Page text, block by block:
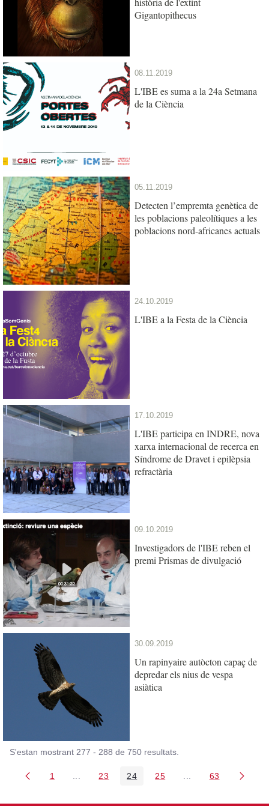
Gigantopithecus
08.11.2019
L'IBE es suma a la 24a Setmana
de la Ciència
05.11.2019
Detecten l’empremta genètica de
les poblacions paleolítiques a les
poblacions nord-africanes actuals
24.10.2019
L'IBE a la Festa de la Ciència
17.10.2019
L'IBE participa en INDRE, nova
xarxa internacional de recerca en
Síndrome de Dravet i epilèpsia
refractària
09.10.2019
Investigadors de l'IBE reben el
premi Prismas de divulgació
30.09.2019
Un rapinyaire autòcton capaç de
depredar els nius de vespa
asiàtica
S'estan mostrant 277 - 288 de 750 resultats.
Pàgina
1 Pàgines intermèdies Utilitzeu TAB per navegar.
Pàgina
23 Pàgina
24 Pàgina
25 PàginesPàgina
63